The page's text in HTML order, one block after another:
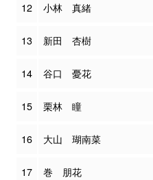
12 小林 真緒
13 新田 杏樹
14 谷口 憂花
15 栗林 瞳
16 大山 瑚南菜
17 巻 朋花